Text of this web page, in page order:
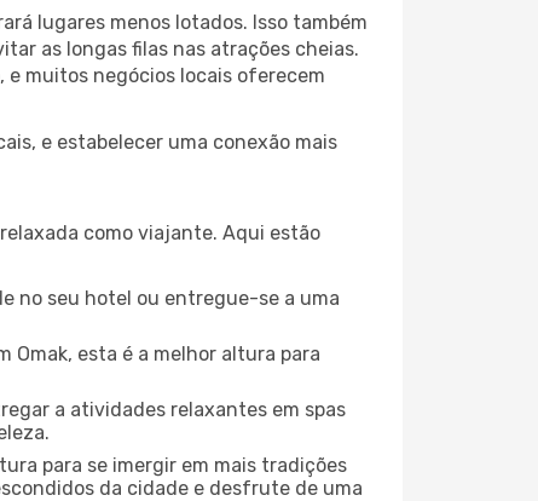
lugares menos lotados. Isso também
as longas filas nas atrações cheias.
e muitos negócios locais oferecem
e estabelecer uma conexão mais
como viajante. Aqui estão
no seu hotel ou entregue-se a uma
Omak, esta é a melhor altura para
a atividades relaxantes em spas
para se imergir em mais tradições
da cidade e desfrute de uma